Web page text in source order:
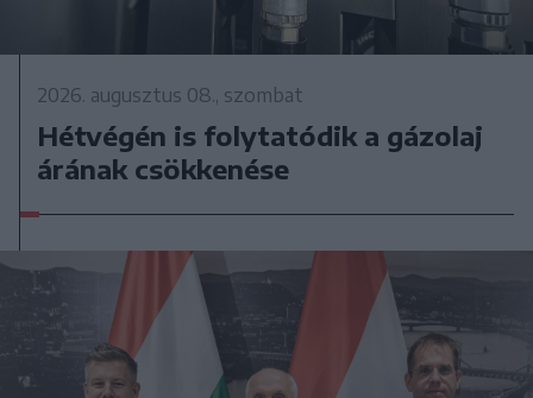
2026. augusztus 08., szombat
Hétvégén is folytatódik a gázolaj
árának csökkenése